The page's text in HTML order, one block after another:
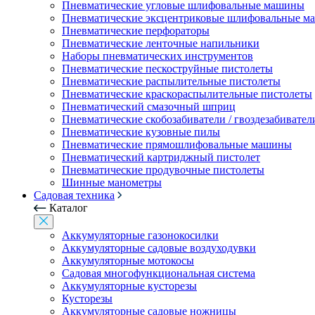
Пневматические угловые шлифовальные машины
Пневматические эксцентриковые шлифовальные
Пневматические перфораторы
Пневматические ленточные напильники
Наборы пневматических инструментов
Пневматические пескоструйные пистолеты
Пневматические распылительные пистолеты
Пневматические краскораспылительные пистолеты
Пневматический смазочный шприц
Пневматические скобозабиватели /
Пневматические кузовные пилы
Пневматические прямошлифовальные машины
Пневматический картриджный пистолет
Пневматические продувочные пистолеты
Шинные манометры
Садовая техника
Каталог
Аккумуляторные газонокосилки
Аккумуляторные садовые воздуходувки
Аккумуляторные мотокосы
Садовая многофункциональная система
Аккумуляторные кусторезы
Кусторезы
Аккумуляторные садовые ножницы